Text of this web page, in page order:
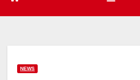
NEWS